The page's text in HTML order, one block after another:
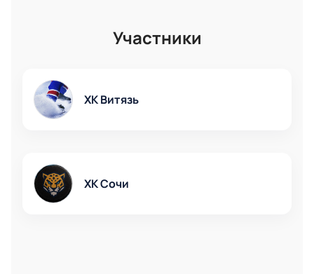
Участники
ХК Витязь
ХК Сочи